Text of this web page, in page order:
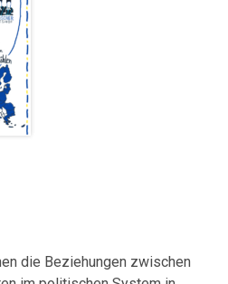
die Beziehungen zwischen